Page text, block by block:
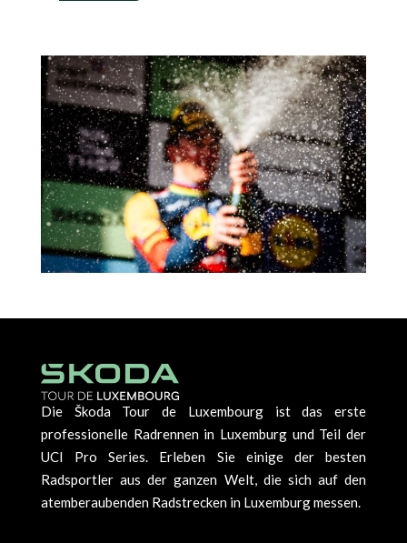
Die Škoda Tour de Luxembourg ist das erste
professionelle Radrennen in Luxemburg und Teil der
UCI Pro Series. Erleben Sie einige der besten
Radsportler aus der ganzen Welt, die sich auf den
atemberaubenden Radstrecken in Luxemburg messen.